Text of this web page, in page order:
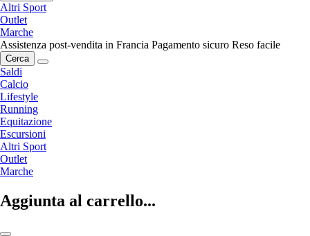
Altri Sport
Outlet
Marche
Assistenza post-vendita in Francia Pagamento sicuro Reso facile
Cerca
Saldi
Calcio
Lifestyle
Running
Equitazione
Escursioni
Altri Sport
Outlet
Marche
Aggiunta al carrello...